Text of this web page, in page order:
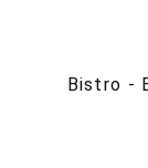
Bistro -